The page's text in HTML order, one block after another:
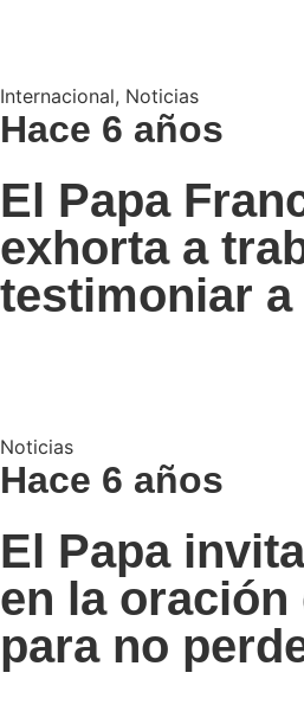
Internacional, Noticias
Hace 6 años
El Papa
exhorta a
testimoniar a
Noticias
Hace 6 años
El Papa
en la oración
para no